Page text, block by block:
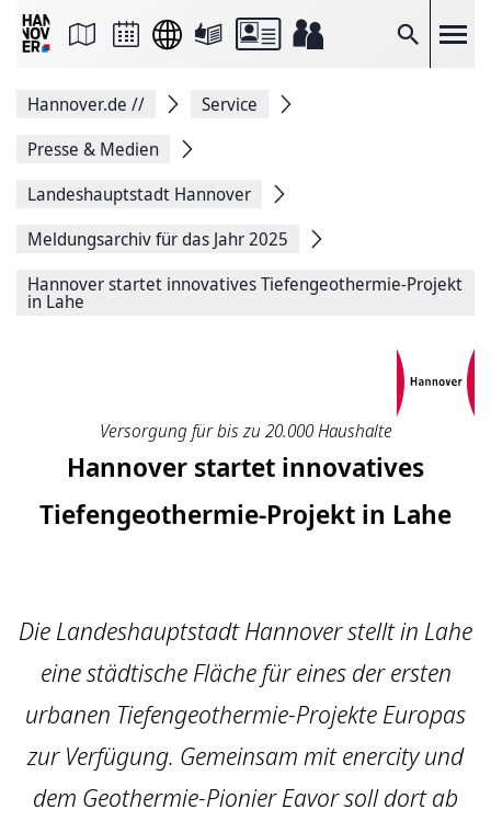
Suche
Seite
Facebook
teilen
Seitenlink
Seite
Hannover.de //
Service
Presse & Medien
Landeshauptstadt Hannover
Meldungsarchiv für das Jahr 2025
Hannover startet innovatives Tiefengeothermie-Projekt
in Lahe
Versorgung für bis zu 20.000 Haushalte
Hannover startet innovatives
Tiefengeothermie-Projekt in Lahe
Die Landeshauptstadt Hannover stellt in Lahe
eine städtische Fläche für eines der ersten
urbanen Tiefengeothermie-Projekte Europas
zur Verfügung. Gemeinsam mit enercity und
dem Geothermie-Pionier Eavor soll dort ab